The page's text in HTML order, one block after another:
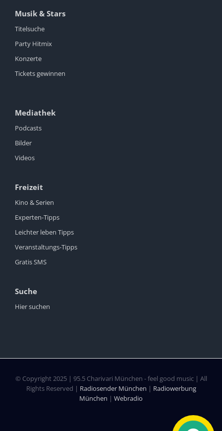
Musik & Stars
Titelsuche
Party Hitmix
Konzerte
Tickets gewinnen
Mediathek
Podcasts
Bilder
Videos
Freizeit
Kino & Serien
Experten-Tipps
Leichter leben Tipps
Veranstaltungs-Tipps
Gratis SMS
Suche
Hier suchen
© Copyright 2025 | 95.5 Charivari München - feel good music | All
Rights Reserved | Radiosender München | Radiowerbung
München | Webradio